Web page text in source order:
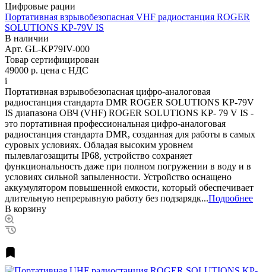
Цифровые рации
Портативная взрывобезопасная VHF радиостанция ROGER
SOLUTIONS KP-79V IS
В наличии
Арт. GL-KP79IV-000
Товар сертифицирован
49000 р. цена с НДС
i
Портативная взрывобезопасная цифро-аналоговая
радиостанция стандарта DMR ROGER SOLUTIONS KP-79V
IS диапазона ОВЧ (VHF) ROGER SOLUTIONS KP- 79 V IS -
это портативная профессиональная цифро-аналоговая
радиостанция стандарта DMR, созданная для работы в самых
суровых условиях. Обладая высоким уровнем
пылевлагозащиты IP68, устройство сохраняет
функциональность даже при полном погружении в воду и в
условиях сильной запыленности. Устройство оснащено
аккумулятором повышенной емкости, который обеспечивает
длительную непрерывную работу без подзарядк...Подробнее
В корзину